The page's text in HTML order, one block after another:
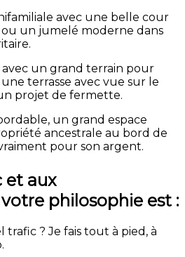
avec une belle cour
un jumelé moderne dans
un grand terrain pour
terrasse avec vue sur le
projet de fermette.
un grand espace
ancestrale au bord de
pour son argent.
et aux
philosophie est :
trafic ? Je fais tout à pied, à